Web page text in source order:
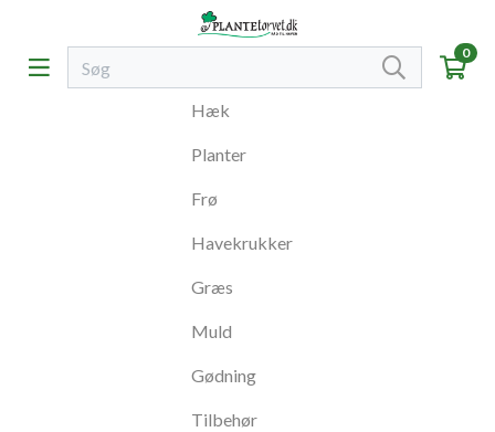
0
Hæk
Planter
Frø
Havekrukker
Græs
Muld
Gødning
Tilbehør